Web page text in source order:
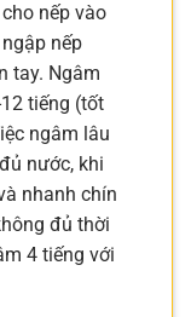
nếp vào
nếp
tay. Ngâm
tiếng (tốt
ngâm lâu
nước, khi
nhanh chín
đủ thời
4 tiếng với